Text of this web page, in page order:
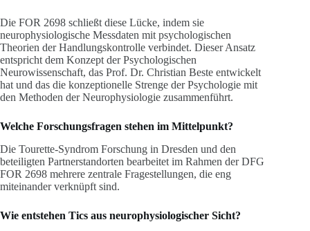
Die FOR 2698 schließt diese Lücke, indem sie
neurophysiologische Messdaten mit psychologischen
Theorien der Handlungskontrolle verbindet. Dieser Ansatz
entspricht dem Konzept der Psychologischen
Neurowissenschaft, das Prof. Dr. Christian Beste entwickelt
hat und das die konzeptionelle Strenge der Psychologie mit
den Methoden der Neurophysiologie zusammenführt.
Welche Forschungsfragen stehen im Mittelpunkt?
Die Tourette-Syndrom Forschung in Dresden und den
beteiligten Partnerstandorten bearbeitet im Rahmen der DFG
FOR 2698 mehrere zentrale Fragestellungen, die eng
miteinander verknüpft sind.
Wie entstehen Tics aus neurophysiologischer Sicht?